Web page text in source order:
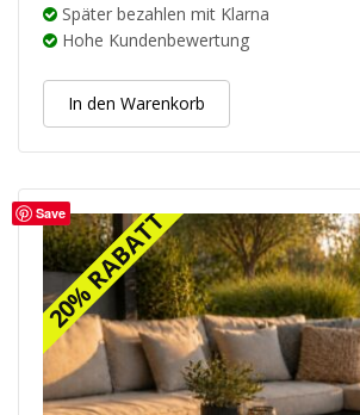
Später bezahlen mit Klarna
Hohe Kundenbewertung
In den Warenkorb
Save
20% RABATT
20% RABATT